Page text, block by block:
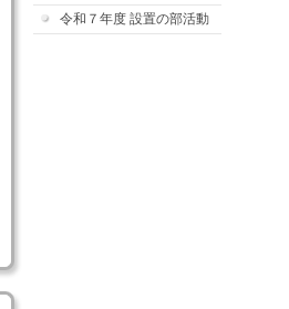
令和７年度 設置の部活動